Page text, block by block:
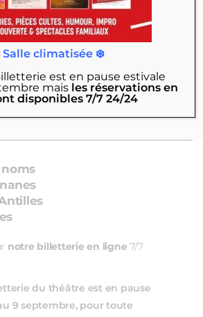
:
mises en vente des
offres & bons plans…
noms
notre billetterie en ligne 7/7
du théâtre est en pause
9 septembre, pour toute
Salle climatisée ❄️
est en pause estivale
mais les réservations en
disponibles 7/7 24/24